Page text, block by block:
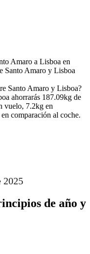
Amaro a Lisboa en
Santo Amaro y Lisboa
Santo Amaro y Lisboa?
ahorrarás 187.09kg de
vuelo, 7.2kg en
comparación al coche.
2025
de año y